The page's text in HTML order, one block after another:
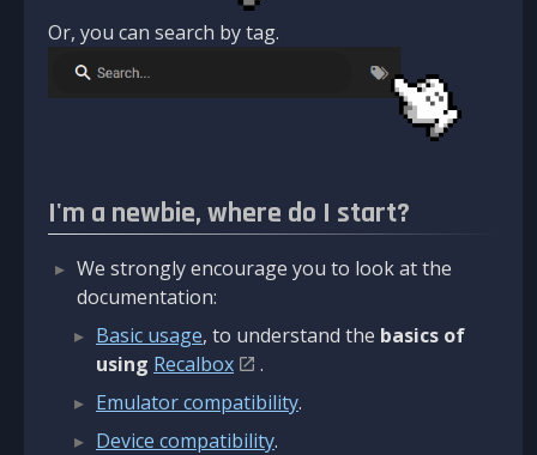
Or, you can search by tag.
I'm a newbie, where do I start?
We strongly encourage you to look at the
documentation:
Basic usage, to understand the basics of
using Recalbox
.
Emulator compatibility.
Device compatibility.